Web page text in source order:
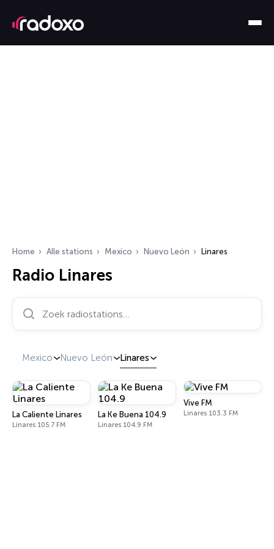
Home Alle stations Mexico Nuevo León Linares
Radio Linares
Zoek radiostations…
Mexico Nuevo León Linares
La Caliente Linares
Linares 105.7 FM
La Ke Buena 104.9
Linares 104.9 FM
Vive FM
Linares 103.3 FM